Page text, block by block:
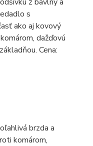
s
ako aj kovový
dažďovú
Cena:
brzda a
komárom,